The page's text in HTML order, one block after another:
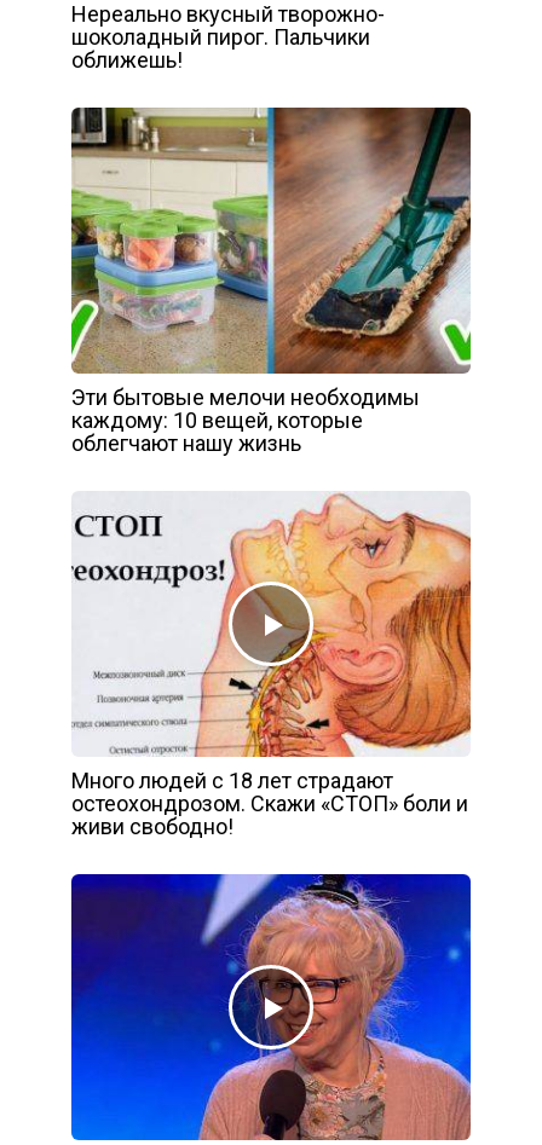
Нереально вкусный творожно-
шоколадный пирог. Пальчики
оближешь!
Эти бытовые мелочи необходимы
каждому: 10 вещей, которые
облегчают нашу жизнь
Много людей с 18 лет страдают
остеохондрозом. Скажи «СТОП» боли и
живи свободно!